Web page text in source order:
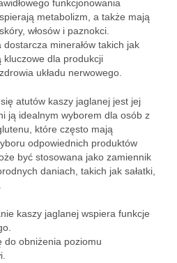
funkcjonowania
metabolizm, a także mają
włosów i paznokci.
minerałów takich jak
kluczowe dla produkcji
układu nerwowego.
atutów kaszy jaglanej jest jej
ją idealnym wyborem dla osób z
które często mają
odpowiednich produktów
być stosowana jako zamiennik
daniach, takich jak sałatki,
kaszy jaglanej wspiera funkcje
do obniżenia poziomu